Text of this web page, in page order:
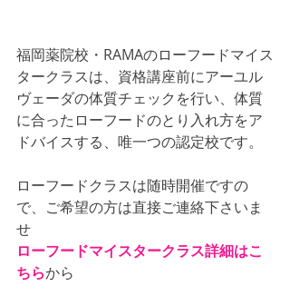
福岡薬院校・RAMAのローフードマイス
タークラスは、資格講座前にアーユル
ヴェーダの体質チェックを行い、体質
に合ったローフードのとり入れ方をア
ドバイスする、唯一つの認定校です。
ローフードクラスは随時開催ですの
で、ご希望の方は直接ご連絡下さいま
せ
ローフードマイスタークラス詳細はこ
ちらから